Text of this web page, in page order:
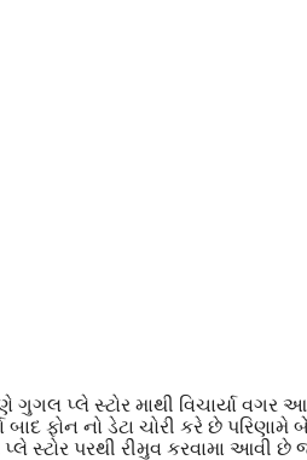
પ્લે સ્ટોર માથી વિચાર્યા વગર
ફોન નો ડેટા ચોરી કરે છે
પરથી રીમુવ કરવામા આવી છે